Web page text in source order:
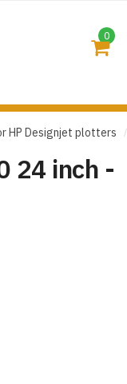
0
HP Designjet plotters /
24 inch -